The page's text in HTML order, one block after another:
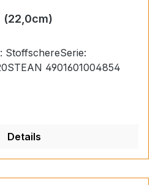
StoffschereSerie:
1000Artikel-Nr.: 1220STEAN 4901601004854
Details